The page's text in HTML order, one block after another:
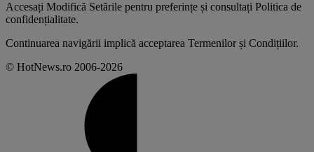
Accesați Modifică Setările pentru preferințe și consultați Politica de
confidențialitate.
Continuarea navigării implică acceptarea Termenilor și Condițiilor.
© HotNews.ro 2006-2026